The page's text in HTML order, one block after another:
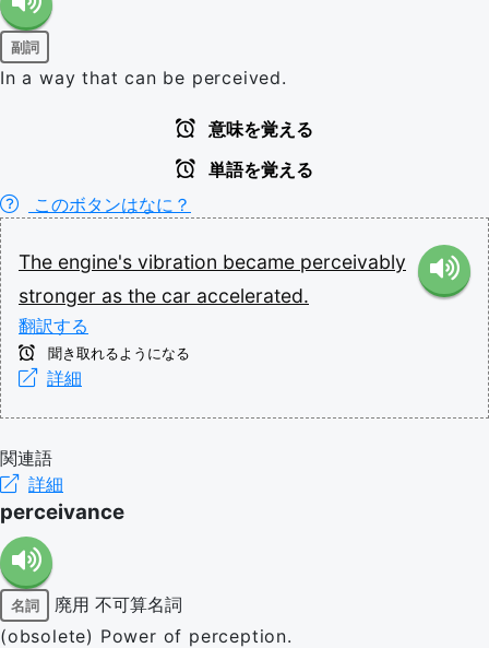
副詞
In a way that can be perceived.
意味を覚える
単語を覚える
このボタンはなに？
The engine's vibration became perceivably
stronger as the car accelerated.
翻訳する
聞き取れるようになる
詳細
関連語
詳細
perceivance
名詞 廃用 不可算名詞
(obsolete) Power of perception.